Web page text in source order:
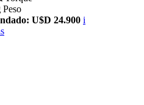
Peso
U$D 24.900 i